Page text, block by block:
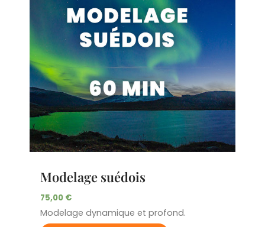
Modelage suédois
75,00 €
Modelage dynamique et profond.